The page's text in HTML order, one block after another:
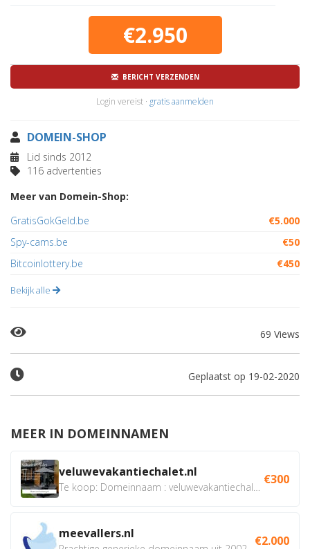
€2.950
BERICHT VERZENDEN
Login vereist · gratis aanmelden
DOMEIN-SHOP
Lid sinds 2012
116 advertenties
Meer van Domein-Shop:
GratisGokGeld.be
€5.000
Spy-cams.be
€50
Bitcoinlottery.be
€450
Bekijk alle
69 Views
Geplaatst op 19-02-2020
MEER IN DOMEINNAMEN
veluwevakantiechalet.nl €300
meevallers.nl €2.000